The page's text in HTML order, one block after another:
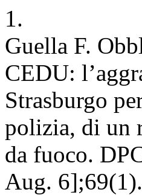
1.
Guella F.
CEDU:
Strasburgo
polizia, di un
da fuoco.
Aug.